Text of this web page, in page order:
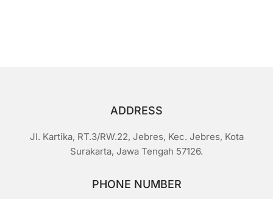
0
Rp1.300. adalah:
ADDRESS
Jl. Kartika, RT.3/RW.22, Jebres, Kec. Jebres, Kota
Surakarta, Jawa Tengah 57126.
PHONE NUMBER